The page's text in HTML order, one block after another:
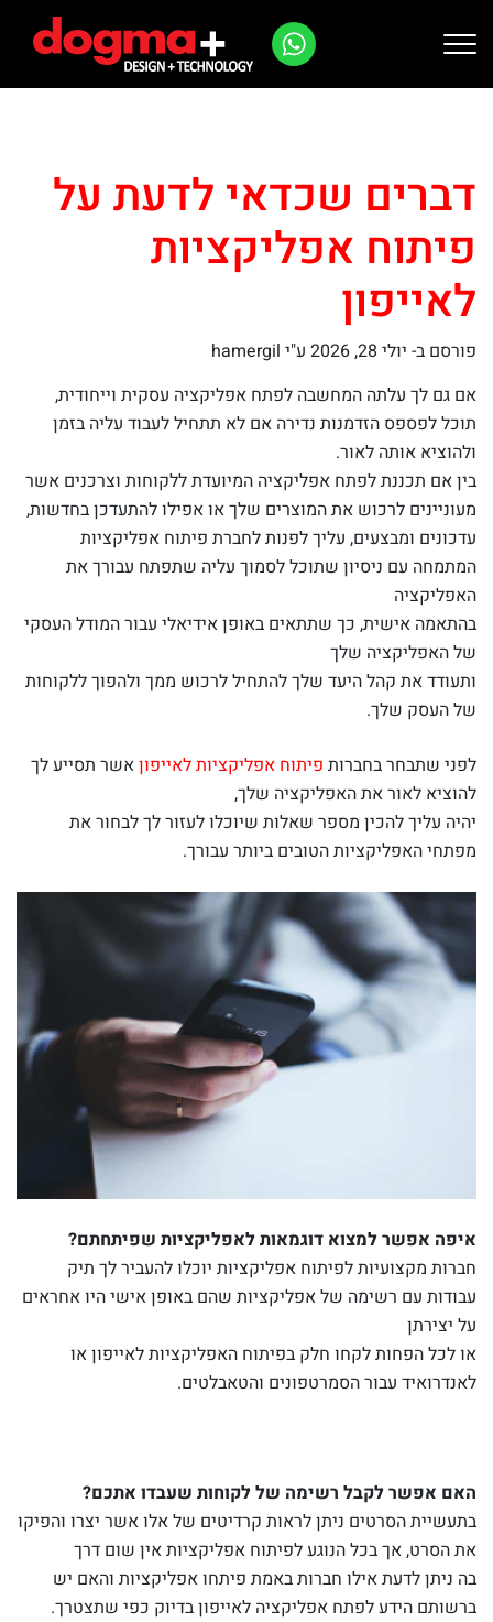
דברים שכדאי לדעת על
פיתוח אפליקציות
לאייפון
פורסם ב- יולי 28, 2026
ע"י hamergil
אם גם לך עלתה המחשבה לפתח אפליקציה עסקית וייחודית,
תוכל לפספס הזדמנות נדירה אם לא תתחיל לעבוד עליה בזמן
ולהוציא אותה לאור.
בין אם תכננת לפתח אפליקציה המיועדת ללקוחות וצרכנים אשר
מעוניינים לרכוש את המוצרים שלך או אפילו להתעדכן בחדשות,
עדכונים ומבצעים, עליך לפנות לחברת פיתוח אפליקציות
המתמחה עם ניסיון שתוכל לסמוך עליה שתפתח עבורך את
האפליקציה
בהתאמה אישית, כך שתתאים באופן אידיאלי עבור המודל העסקי
של האפליקציה שלך
ותעודד את קהל היעד שלך להתחיל לרכוש ממך ולהפוך ללקוחות
של העסק שלך.
לפני שתבחר בחברות פיתוח אפליקציות לאייפוןאשר תסייע לך
להוציא לאור את האפליקציה שלך,
יהיה עליך להכין מספר שאלות שיוכלו לעזור לך לבחור את
מפתחי האפליקציות הטובים ביותר עבורך.
איפה אפשר למצוא דוגמאות לאפליקציות שפיתחתם?
חברות מקצועיות לפיתוח אפליקציות יוכלו להעביר לך תיק
עבודות עם רשימה של אפליקציות שהם באופן אישי היו אחראים
על יצירתן
או לכל הפחות לקחו חלק בפיתוח האפליקציות לאייפון או
לאנדרואיד עבור הסמרטפונים והטאבלטים.
האם אפשר לקבל רשימה של לקוחות שעבדו אתכם?
בתעשיית הסרטים ניתן לראות קרדיטים של אלו אשר יצרו והפיקו
את הסרט, אך בכל הנוגע לפיתוח אפליקציות אין שום דרך
בה ניתן לדעת אילו חברות באמת פיתחו אפליקציות והאם יש
ברשותם הידע לפתח אפליקציה לאייפון בדיוק כפי שתצטרך.